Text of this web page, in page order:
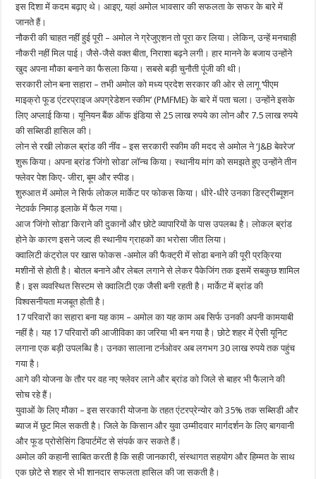
इस दिशा में कदम बढ़ाए थे। आइए, यहां अमोल भावसार की सफलता के सफर के बारे में
जानते हैं।
नौकरी की चाहत नहीं हुई पूरी – अमोल ने ग्रेजुएशन तो पूरा कर लिया। लेकिन, उन्हें मनचाही
नौकरी नहीं मिल पाई। जैसे-जैसे वक्‍त बीता, निराशा बढ़ने लगी। हार मानने के बजाय उन्होंने
खुद अपना मौका बनाने का फैसला किया। सबसे बड़ी चुनौती पूंजी की थी।
सरकारी लोन बना सहारा – तभी अमोल को मध्य प्रदेश सरकार की ओर से लागू ‘पीएम
माइक्रो फूड एंटरप्राइज अपग्रेडेशन स्‍कीम’ (PMFME) के बारे में पता चला। उन्होंने इसके
लिए अप्लाई किया। यूनियन बैंक ऑफ इंडिया से 25 लाख रुपये का लोन और 7.5 लाख रुपये
की सब्सिडी हासिल की।
लोन से रखी लोकल ब्रांड की नींव – इस सरकारी स्‍कीम की मदद से अमोल ने ‘J&B बेवरेज’
शुरू किया। अपना ब्रांड ‘जिंगो सोडा’ लॉन्च किया। स्थानीय मांग को समझते हुए उन्होंने तीन
फ्लेवर पेश किए- जीरा, बूम और स्पीड।
शुरुआत में अमोल ने सिर्फ लोकल मार्केट पर फोकस किया। धीरे-धीरे उनका डिस्ट्रीब्यूशन
नेटवर्क निमाड़ इलाके में फैल गया।
आज ‘जिंगो सोडा’ किराने की दुकानों और छोटे व्यापारियों के पास उपलब्ध है। लोकल ब्रांड
होने के कारण इसने जल्द ही स्थानीय ग्राहकों का भरोसा जीत लिया।
क्‍वालिटी कंट्रोल पर खास फोकस -अमोल की फैक्ट्री में सोडा बनाने की पूरी प्रक्रिया
मशीनों से होती है। बोतल बनाने और लेबल लगाने से लेकर पैकेजिंग तक इसमें सबकुछ शामिल
है। इस व्यवस्थित सिस्टम से क्‍वालिटी एक जैसी बनी रहती है। मार्केट में ब्रांड की
विश्वसनीयता मजबूत होती है।
17 परिवारों का सहारा बना यह काम – अमोल का यह काम अब सिर्फ उनकी अपनी कामयाबी
नहीं है। यह 17 परिवारों की आजीविका का जरिया भी बन गया है। छोटे शहर में ऐसी यूनिट
लगाना एक बड़ी उपलब्धि है। उनका सालाना टर्नओवर अब लगभग 30 लाख रुपये तक पहुंच
गया है।
आगे की योजना के तौर पर वह नए फ्लेवर लाने और ब्रांड को जिले से बाहर भी फैलाने की
सोच रहे हैं।
युवाओं के लिए मौका – इस सरकारी योजना के तहत एंटरप्रेन्योर को 35% तक सब्सिडी और
ब्याज में छूट मिल सकती है। जिले के किसान और युवा उम्मीदवार मार्गदर्शन के लिए बागवानी
और फूड प्रोसेसिंग ड‍िपार्टमेंट से संपर्क कर सकते हैं।
अमोल की कहानी साबित करती है कि सही जानकारी, संस्थागत सहयोग और हिम्मत के साथ
एक छोटे से शहर से भी शानदार सफलता हासिल की जा सकती है।